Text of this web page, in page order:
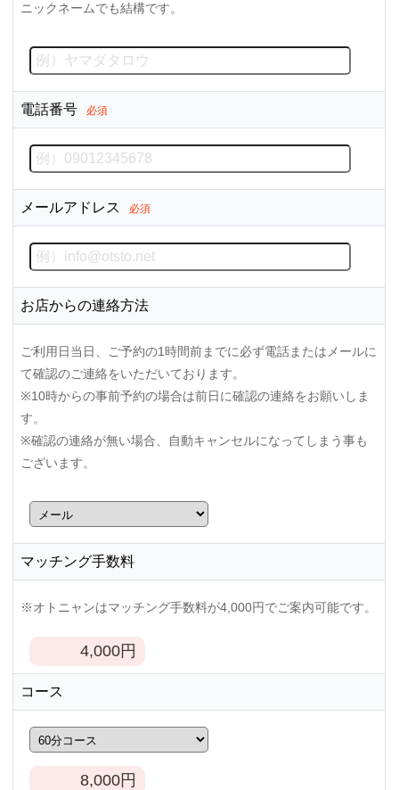
ニックネームでも結構です。
電話番号 必須
メールアドレス 必須
お店からの連絡方法
ご利用日当日、ご予約の1時間前までに必ず電話またはメールに
て確認のご連絡をいただいております。
※10時からの事前予約の場合は前日に確認の連絡をお願いしま
す。
※確認の連絡が無い場合、自動キャンセルになってしまう事も
ございます。
マッチング手数料
※オトニャンはマッチング手数料が4,000円でご案内可能です。
4,000円
コース
8,000円